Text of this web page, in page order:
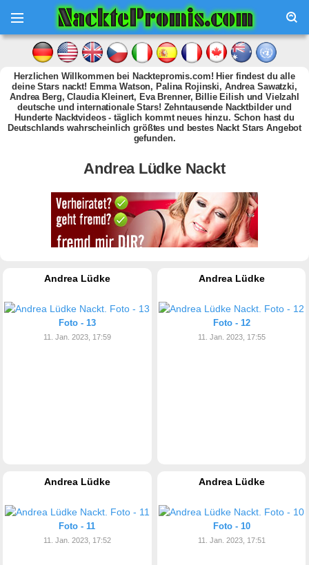
Herzlichen Willkommen bei Nacktepromis.com! Hier findest du alle
deine Stars nackt! Emma Watson, Palina Rojinski, Andrea Sawatzki,
Andrea Berg, Claudia Kleinert, Eva Brenner, Billie Eilish und Vielzahl
deutsche und internationale Stars! Zehntausende Nacktbilder und
Hunderte Nacktvideos - täglich kommt neues hinzu. Schon hast du
Deutschlands wahrscheinlich größtes und bestes Nackt Stars Angebot
gefunden.
Andrea Lüdke Nackt
Andrea Lüdke
Foto - 13
11. Jan. 2023, 17:59
Andrea Lüdke
Foto - 12
11. Jan. 2023, 17:55
Andrea Lüdke
Foto - 11
11. Jan. 2023, 17:52
Andrea Lüdke
Foto - 10
11. Jan. 2023, 17:51